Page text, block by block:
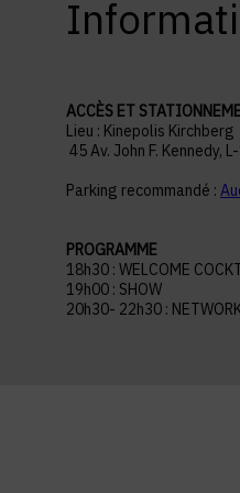
ACCÈS ET
Lieu : Kinepolis Kirchberg
45 Av. John F. Kennedy,
Parking recommandé :
PROGRAMME
18h30 : WELCOME
19h00 : SHOW
20h30- 22h30 :